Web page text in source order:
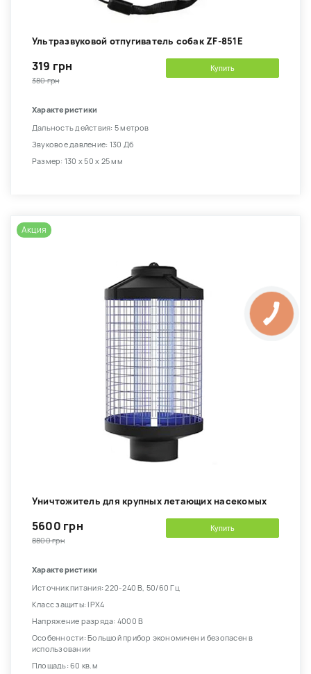
Ультразвуковой отпугиватель собак ZF-851E
319 грн
380 грн
Купить
Характеристики
Дальность действия: 5 метров
Звуковое давление: 130 Дб
Размер: 130 х 50 х 25 мм
Акция
Уничтожитель для крупных летающих насекомых
5600 грн
8800 грн
Купить
Характеристики
Источник питания: 220-240 В, 50/60 Гц
Класс защиты: IPX4
Напряжение разряда: 4000 В
Особенности: Большой прибор экономичен и безопасен в
использовании
Площадь: 60 кв.м